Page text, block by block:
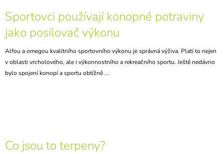
Sportovci používají konopné potraviny
jako posilovač výkonu
Alfou a omegou kvalitního sportovního výkonu je správná výživa. Platí to nejen
v oblasti vrcholového, ale i výkonnostního a rekreačního sportu. Ještě nedávno
bylo spojení konopí a sportu obtížně ...
Co jsou to terpeny?